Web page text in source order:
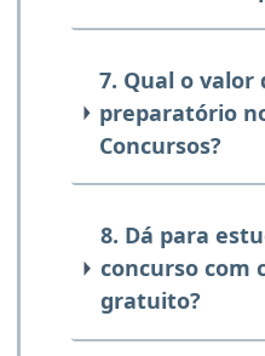
7. Qual o valor
preparatório
Concursos?
8. Dá para
concurso com
gratuito?